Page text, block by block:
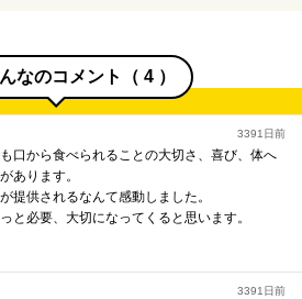
なのコメント（ 4 ）
3391日前
口から食べられることの大切さ、喜び、体へ
あります。
提供されるなんて感動しました。
と必要、大切になってくると思います。
3391日前